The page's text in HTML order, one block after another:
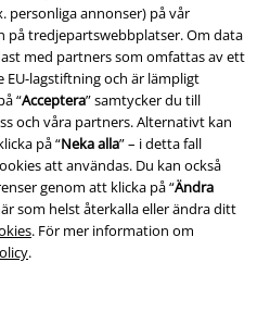
personliga annonser) på vår
på tredjepartswebbplatser. Om data
med partners som omfattas av ett
lagstiftning och är lämpligt
“Acceptera” samtycker du till
och våra partners. Alternativt kan
på “Neka alla” – i detta fall
att användas. Du kan också
genom att klicka på “Ändra
som helst återkalla eller ändra ditt
. För mer information om
.
gemenskapen!